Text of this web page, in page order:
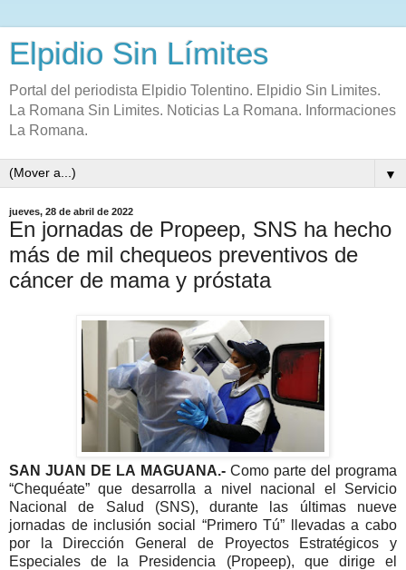
Elpidio Sin Límites
Portal del periodista Elpidio Tolentino. Elpidio Sin Limites.
La Romana Sin Limites. Noticias La Romana. Informaciones
La Romana.
▼
jueves, 28 de abril de 2022
En jornadas de Propeep, SNS ha hecho
más de mil chequeos preventivos de
cáncer de mama y próstata
SAN JUAN DE LA MAGUANA.- Como parte del programa
“Chequéate” que desarrolla a nivel nacional el Servicio
Nacional de Salud (SNS), durante las últimas nueve
jornadas de inclusión social “Primero Tú” llevadas a cabo
por la Dirección General de Proyectos Estratégicos y
Especiales de la Presidencia (Propeep), que dirige el